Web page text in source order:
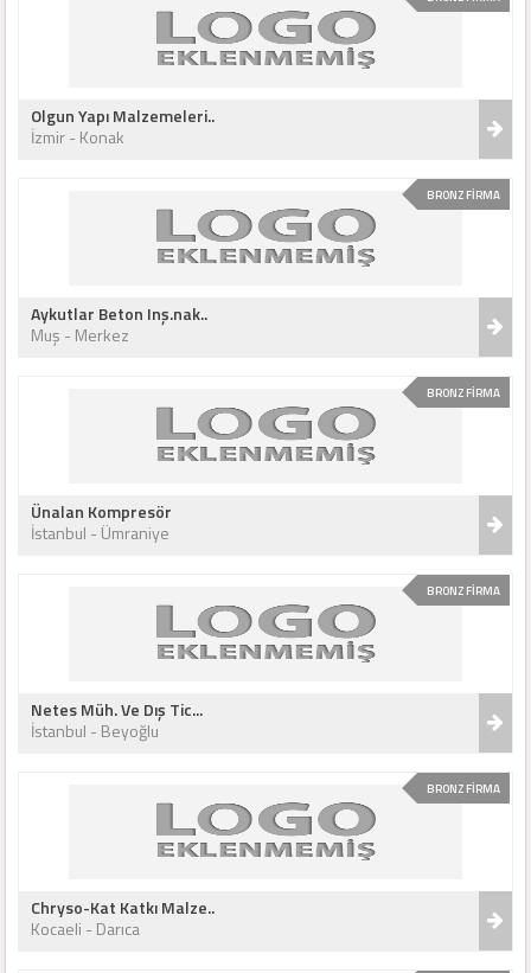
Olgun Yapı Malzemeleri..
İzmir - Konak
BRONZ FİRMA
Aykutlar Beton Inş.nak..
Muş - Merkez
BRONZ FİRMA
Ünalan Kompresör
İstanbul - Ümraniye
BRONZ FİRMA
Netes Müh. Ve Dış Tic...
İstanbul - Beyoğlu
BRONZ FİRMA
Chryso-Kat Katkı Malze..
Kocaeli - Darıca